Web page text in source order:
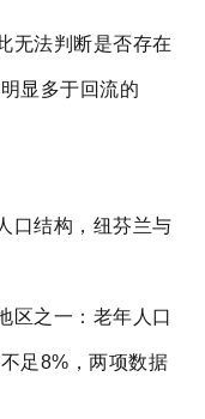
无法判断是否存在
显多于回流的
口结构，纽芬兰与
区之一：老年人口
足8%，两项数据